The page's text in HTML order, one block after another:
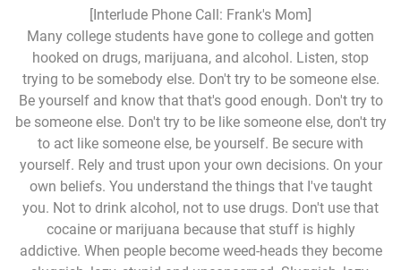
[Interlude Phone Call: Frank's Mom]
Many college students have gone to college and gotten
hooked on drugs, marijuana, and alcohol. Listen, stop
trying to be somebody else. Don't try to be someone else.
Be yourself and know that that's good enough. Don't try to
be someone else. Don't try to be like someone else, don't try
to act like someone else, be yourself. Be secure with
yourself. Rely and trust upon your own decisions. On your
own beliefs. You understand the things that I've taught
you. Not to drink alcohol, not to use drugs. Don't use that
cocaine or marijuana because that stuff is highly
addictive. When people become weed-heads they become